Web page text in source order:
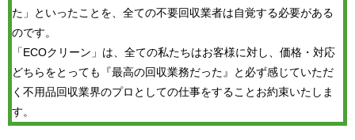
た」といったことを、全ての不要回収業者は自覚する必要がある
のです。
「ECOクリーン」は、全ての私たちはお客様に対し、価格・対応
どちらをとっても『最高の回収業務だった』と必ず感じていただ
く不用品回収業界のプロとしての仕事をすることお約束いたしま
す。